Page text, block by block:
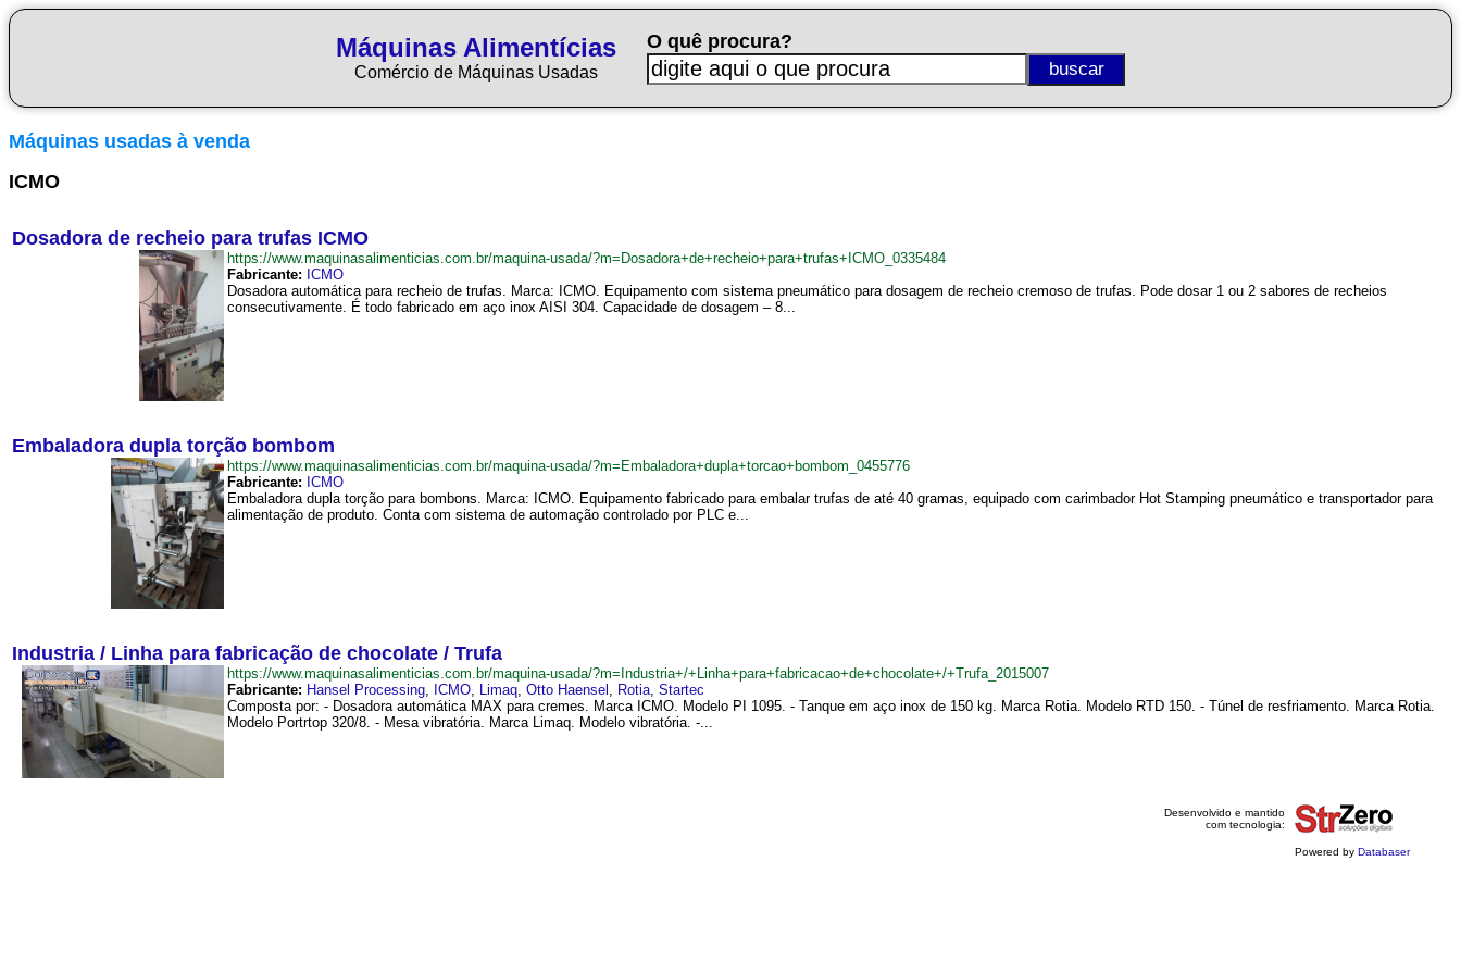
Máquinas Alimentícias
Comércio de Máquinas Usadas
O quê procura?
Máquinas usadas à venda
ICMO
Dosadora de recheio para trufas ICMO
https://www.maquinasalimenticias.com.br/maquina-usada/?m=Dosadora+de+recheio+para+trufas+ICMO_0335484
Fabricante: ICMO
Dosadora automática para recheio de trufas. Marca: ICMO. Equipamento com sistema pneumático para dosagem de recheio cremoso de trufas. Pode dosar 1 ou 2 sabores de recheios
consecutivamente. É todo fabricado em aço inox AISI 304. Capacidade de dosagem – 8...
Embaladora dupla torção bombom
https://www.maquinasalimenticias.com.br/maquina-usada/?m=Embaladora+dupla+torcao+bombom_0455776
Fabricante: ICMO
Embaladora dupla torção para bombons. Marca: ICMO. Equipamento fabricado para embalar trufas de até 40 gramas, equipado com carimbador Hot Stamping pneumático e transportador para
alimentação de produto. Conta com sistema de automação controlado por PLC e...
Industria / Linha para fabricação de chocolate / Trufa
https://www.maquinasalimenticias.com.br/maquina-usada/?m=Industria+/+Linha+para+fabricacao+de+chocolate+/+Trufa_2015007
Fabricante: Hansel Processing, ICMO, Limaq, Otto Haensel , Rotia, Startec
Composta por: - Dosadora automática MAX para cremes. Marca ICMO. Modelo PI 1095. - Tanque em aço inox de 150 kg. Marca Rotia. Modelo RTD 150. - Túnel de resfriamento. Marca Rotia.
Modelo Portrtop 320/8. - Mesa vibratória. Marca Limaq. Modelo vibratória. -...
Desenvolvido e mantido
com tecnologia:
Powered by Databaser